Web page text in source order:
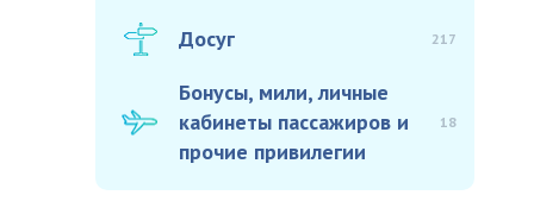
Досуг 217
Бонусы, мили, личные
кабинеты пассажиров и
прочие привилегии
18